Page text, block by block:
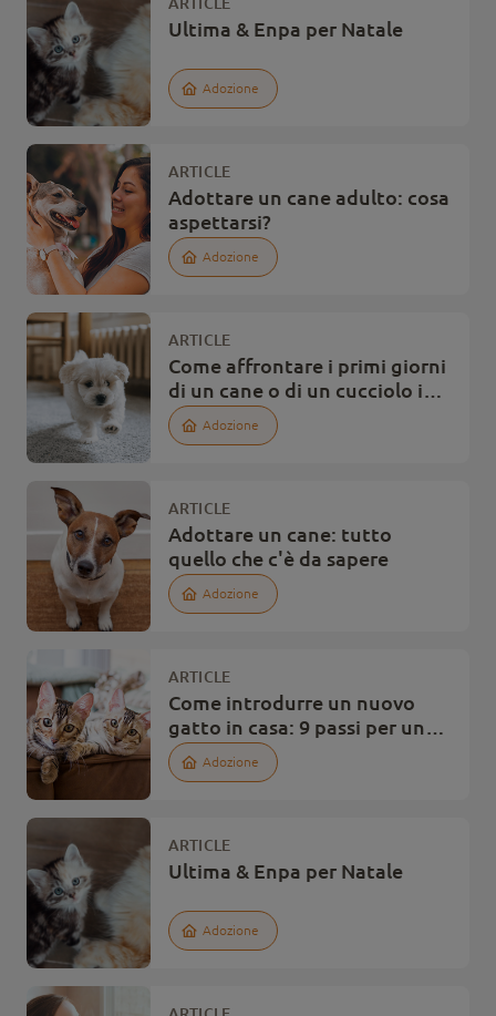
Ultima & Enpa per Natale
Adozione
ARTICLE
Adottare un cane adulto: cosa
aspettarsi?
Adozione
ARTICLE
Come affrontare i primi giorni
di un cane o di un cucciolo in
casa?Adozione
ARTICLE
Adottare un cane: tutto
quello che c'è da sapere
Adozione
ARTICLE
Come introdurre un nuovo
gatto in casa: 9 passi per una
buona adattamento
Adozione
ARTICLE
Ultima & Enpa per Natale
Adozione